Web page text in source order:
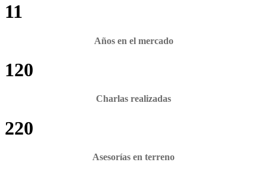
11
Años en el mercado
120
Charlas realizadas
220
Asesorías en terreno